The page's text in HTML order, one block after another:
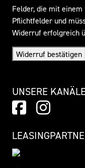
Felder, die mit
Pflichtfelder und
Widerruf erfolgreich
Widerruf bestätigen
UNSERE KANÄLE